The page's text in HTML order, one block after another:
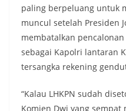
paling berpeluang untuk
muncul setelah Presiden
membatalkan
sebagai Kapolri lantaran
tersangka rekening
“Kalau LHKPN sudah
Komjen Dwi yang